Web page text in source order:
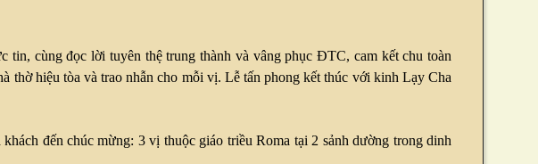
cùng đọc lời tuyên thệ trung thành và vâng phục ĐTC, cam kết chu toàn
thờ hiệu tòa và trao nhẫn cho mỗi vị. Lễ tấn phong kết thúc với kinh Lạy Cha
đến chúc mừng: 3 vị thuộc giáo triều Roma tại 2 sảnh dường trong dinh